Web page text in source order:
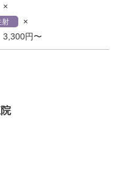
×
射 ×
3,300円〜